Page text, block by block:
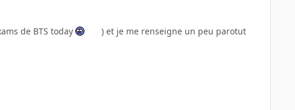
de BTS today
) et je me renseigne un peu parotut